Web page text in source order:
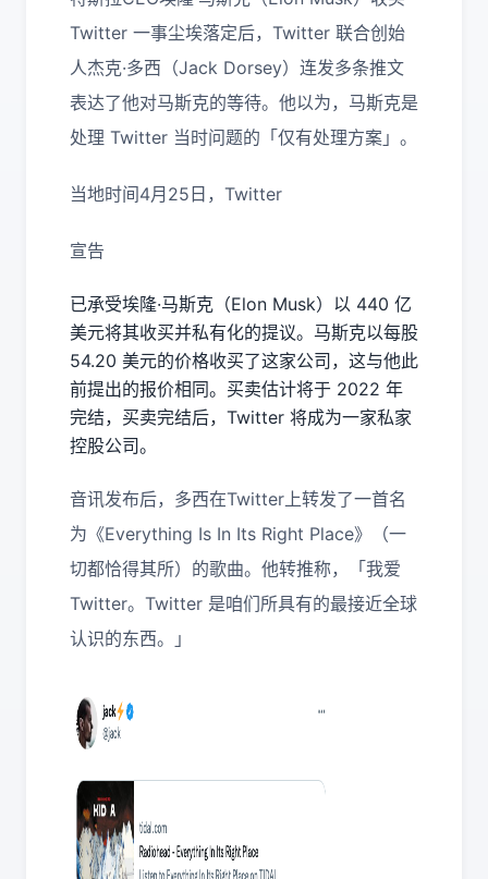
Twitter 一事尘埃落定后，Twitter 联合创始
人杰克·多西（Jack Dorsey）连发多条推文
表达了他对马斯克的等待。他以为，马斯克是
处理 Twitter 当时问题的「仅有处理方案」。
当地时间4月25日，Twitter
宣告
已承受埃隆·马斯克（Elon Musk）以 440 亿
美元将其收买并私有化的提议。马斯克以每股
54.20 美元的价格收买了这家公司，这与他此
前提出的报价相同。买卖估计将于 2022 年
完结，买卖完结后，Twitter 将成为一家私家
控股公司。
音讯发布后，多西在Twitter上转发了一首名
为《Everything Is In Its Right Place》（一
切都恰得其所）的歌曲。他转推称，「我爱
Twitter。Twitter 是咱们所具有的最接近全球
认识的东西。」